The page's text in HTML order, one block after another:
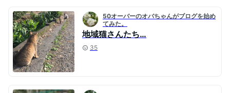
50オーバーのオバちゃんがブログを始め
てみた。
地域猫さんたち…
35